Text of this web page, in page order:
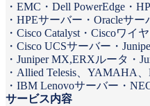
EMC Dell PowerEdge
HPEサーバー
Oracleサー
Cisco Catalyst
Ciscoワイ
Cisco UCSサーバー
Juniper MX,ERXルータ
Allied Telesis、YAMAHA、
IBM Lenovoサーバー
サービス内容